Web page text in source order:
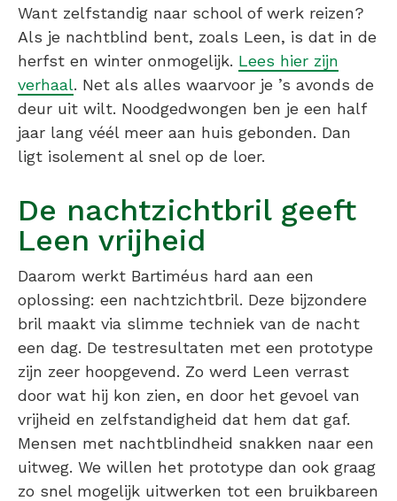
Want zelfstandig naar school of werk reizen?
Als je nachtblind bent, zoals Leen, is dat in de
herfst en winter onmogelijk. Lees hier zijn
verhaal. Net als alles waarvoor je ’s avonds de
deur uit wilt. Noodgedwongen ben je een half
jaar lang véél meer aan huis gebonden. Dan
ligt isolement al snel op de loer.
De nachtzichtbril geeft
Leen vrijheid
Daarom werkt Bartiméus hard aan een
oplossing: een nachtzichtbril. Deze bijzondere
bril maakt via slimme techniek van de nacht
een dag. De testresultaten met een prototype
zijn zeer hoopgevend. Zo werd Leen verrast
door wat hij kon zien, en door het gevoel van
vrijheid en zelfstandigheid dat hem dat gaf.
Mensen met nachtblindheid snakken naar een
uitweg. We willen het prototype dan ook graag
zo snel mogelijk uitwerken tot een bruikbareen